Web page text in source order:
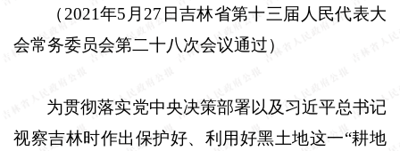
（ 2021年5 月 27 日吉林省第十三届人民代表大
会常务委员会第二十八次会议通过）
为贯彻落实党中央决策部署以及习近平总书记
视察吉林时作出保护好、利用好黑土地这一“耕地